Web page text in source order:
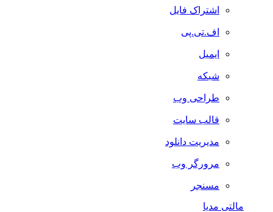
اشتراک فایل
اف.تی.پی
ایمیل
شبکه
طراحی وب
قالب سایت
مدیریت دانلود
مرورگر وب
مسنجر
مالتی مدیا